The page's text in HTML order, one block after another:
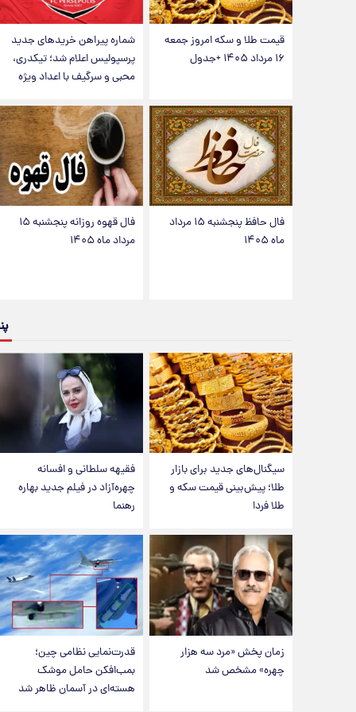
قیمت طلا و سکه امروز جمعه
۱۶ مرداد ۱۴۰۵ +جدول
شماره پیراهن خریدهای جدید
پرسپولیس اعلام شد؛ تیکدری،
محبی و سرگیف با اعداد ویژه
فال حافظ پنجشنبه ۱۵ مرداد
ماه ۱۴۰۵
فال قهوه روزانه پنجشنبه ۱۵
مرداد ماه ۱۴۰۵
سیگنال‌های جدید برای بازار
طلا؛ پیش‌بینی قیمت سکه و
طلا فردا
فقیهه سلطانی و افسانه
چهره‌آزاد در فیلم جدید بهاره
رهنما
زمان پخش «مرد سه هزار
چهره» مشخص شد
قدرت‌نمایی نظامی چین؛
بمب‌افکن حامل موشک
هسته‌ای در آسمان ظاهر شد